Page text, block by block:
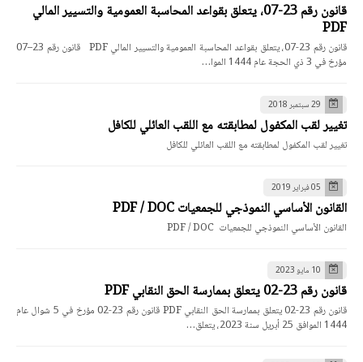
قانون رقم 23-07، يتعلق بقواعد المحاسبة العمومية والتسيير المالي
PDF
قانون رقم 23-07، يتعلق بقواعد المحاسبة العمومية والتسيير المالي PDF قانون رقم 23–07
مؤرخ في 3 ذي الحجة عام 1444 الموا…
29 سبتمبر 2018
تغيير لقب المكفول لمطابقته مع اللقب العائلي للكافل
تغيير لقب المكفول لمطابقته مع اللقب العائلي للكافل
05 فبراير 2019
القانون الأساسي النموذجي للجمعيات PDF / DOC
القانون الأساسي النموذجي للجمعيات PDF / DOC
10 مايو 2023
قانون رقم 23-02 يتعلق بممارسة الحق النقابي PDF
قانون رقم 23-02 يتعلق بممارسة الحق النقابي PDF قانون رقم 23-02 مؤرخ في 5 شوال عام
1444 الموافق 25 أبريل سنة 2023، يتعلق…